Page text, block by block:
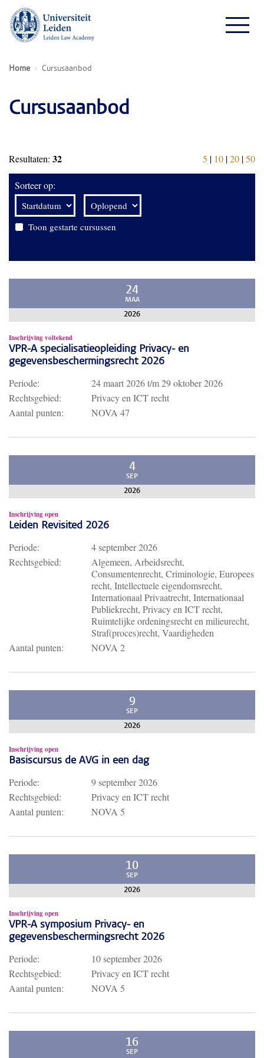
Home Cursusaanbod
Cursusaanbod
Resultaten: 32 5 | 10 |20 |50
Sorteer op:
Toon gestarte cursussen
24
MAA
2026
Inschrijving voltekend
VPR-A specialisatieopleiding Privacy- en
gegevensbeschermingsrecht 2026
Periode: 24 maart 2026t/m29 oktober 2026
Rechtsgebied:
Privacy en ICT recht
Aantal punten:
NOVA 47
4
SEP
2026
Inschrijving open
Leiden Revisited 2026
Periode:
4 september 2026
Rechtsgebied:
Algemeen, Arbeidsrecht,
Consumentenrecht, Criminologie, Europees
recht, Intellectuele eigendomsrecht,
Internationaal Privaatrecht, Internationaal
Publiekrecht, Privacy en ICT recht,
Ruimtelijke ordeningsrecht en milieurecht,
Straf(proces)recht, Vaardigheden
Aantal punten:
NOVA 2
9
SEP
2026
Inschrijving open
Basiscursus de AVG in een dag
Periode:
9 september 2026
Rechtsgebied:
Privacy en ICT recht
Aantal punten:
NOVA 5
10
SEP
2026
Inschrijving open
VPR-A symposium Privacy- en
gegevensbeschermingsrecht 2026
Periode:
10 september 2026
Rechtsgebied:
Privacy en ICT recht
Aantal punten:
NOVA 5
16
SEP